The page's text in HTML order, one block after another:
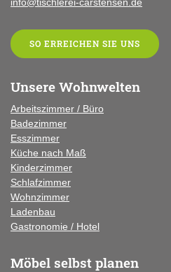
SO ERREICHEN SIE UNS
Unsere Wohnwelten
Arbeitszimmer / Büro
Badezimmer
Esszimmer
Küche nach Maß
Kinderzimmer
Schlafzimmer
Wohnzimmer
Ladenbau
Gastronomie / Hotel
Möbel selbst planen